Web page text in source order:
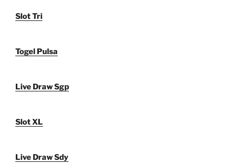
Slot Tri
Togel Pulsa
Live Draw Sgp
Slot XL
Live Draw Sdy